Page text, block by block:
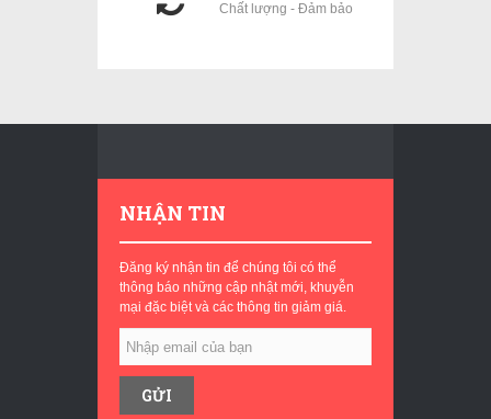
Chất lượng - Đảm bảo
NHẬN TIN
Đăng ký nhận tin để chúng tôi có thể
thông báo những cập nhật mới, khuyễn
mại đặc biệt và các thông tin giảm giá.